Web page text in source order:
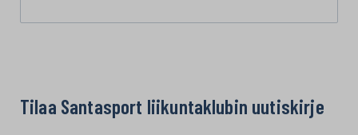
Tilaa Santasport liikuntaklubin uutiskirje